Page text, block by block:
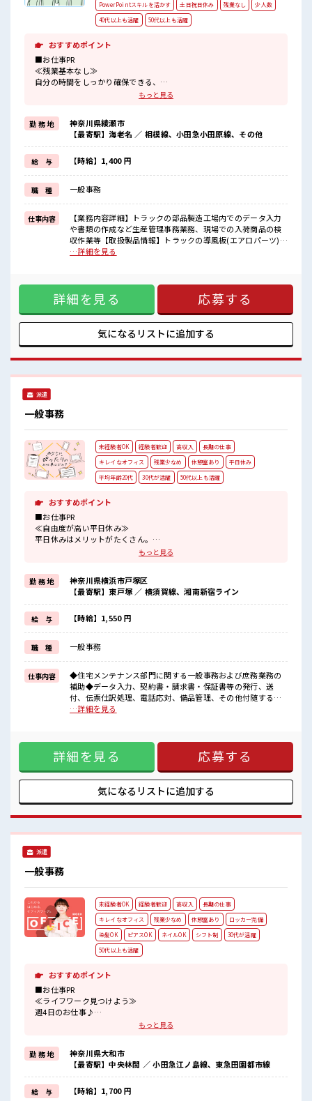
PowerPointスキルを活かす
土日祝日休み 残業なし
少人数
40代以上も活躍
50代以上も活躍
おすすめポイント
■お仕事PR
≪残業基本なし≫
自分の時間をしっかり確保できる、
≪経験を活かせる≫
これまでの経験を活かしませんか？
ブランクがあっても大丈夫♪
経験はちょっとだけ…という方もOK！
≪完全週休二日制≫
週末は家族や友人と一緒にプライベート満喫！
≪ヘアカラーOKで自由な雰囲気の職場≫
明るすぎたり奇抜でなければ基本的に自由！
(規定有)≪自分に合った期間で働ける≫
福利厚生が整った派遣のお仕事です！
■職場の雰囲気
少人数ですぐに馴染むことができそう♪
あなたの個性を大事にできます♪
一息つける休憩スペースもあります！
もっと見る
勤 務 地
神奈川県綾瀬市
【最寄駅】海老名 ／ 相模線、小田急小田原線、その他
給 与 【時給】1,400 円
職 種 一般事務
仕事内容
【業務内容詳細】トラックの部品製造工場内でのデータ入力
や書類の作成など生産管理事務業務、現場での入荷商品の検
収作業等【取扱製品情報】トラックの導風板(エアロパーツ)
■お仕事PR ≪残業基本なし≫ 自分の時間をしっかり確保でき
かしませんか？ ブランクがあっても大丈夫♪ 経験はちょっと
だけ…という方もOK！ ≪完全週休二日制≫ 週末は家族や友
人と一緒にプライベート満喫！ ≪ヘアカラーOKで自由な雰囲
気の職場≫ 明るすぎたり奇抜でなければ基本的に自由！ (規
定有)≪自分に合った期間で働ける≫ 福利厚生が整った派遣の
お仕事です！ ■職場の雰囲気 少人数ですぐに馴染むことがで
型は自由！ あなたの個性を大事にできます♪ 一息つける休憩
スペースもあります！
…詳細を見る
詳細を見る 応募する
気になるリストに追加する
派遣
一般事務
未経験者OK 経験者歓迎 高収入
長期の仕事
キレイなオフィス
残業少なめ 休憩室あり
平日休み
平均年齢20代
30代が活躍 50代以上も活躍
おすすめポイント
■お仕事PR
≪自由度が高い平日休み≫
平日休みはメリットがたくさん。
心も身体もリフレッシュ♪
≪プライベートが充実する≫
場合によってはお願いすることもありますが、
残業はほとんどナシ！
≪未経験でも活躍できる≫
新しいことにチャレンジするのは不安だけど、
しっかり働く環境が整っています！
イチからスキルUP・ステップUP目指していきましょう！
≪自分に合った期間で働ける≫
福利厚生が整った派遣のお仕事です！
■職場の雰囲気
≪20代の方が多数活躍中の職場≫
プライベートも謳歌できる☆
高収入もバッチリ目指せますよ！
もっと見る
勤 務 地
神奈川県横浜市戸塚区
【最寄駅】東戸塚 ／ 横須賀線、湘南新宿ライン
給 与 【時給】1,550 円
職 種 一般事務
仕事内容
◆住宅メンテナンス部門に関する一般事務および庶務業務の
補助◆データ入力、契約書・請求書・保証書等の発行、送
付、伝票仕訳処理、電話応対、備品管理、その他付随する業
務全般 ■お仕事PR ≪自由度が高い平日休み≫ 平日休みはメリ
することもありますが、 残業はほとんどナシ！ ≪未経験でも
活躍できる≫ 新しいことにチャレンジするのは不安だけど、
しっかり働く環境が整っています！ イチからスキルUP・ステ
ップUP目指していきましょう！ ≪自分に合った期間で働ける
≫ 福利厚生が整った派遣のお仕事です！ ■職場の雰囲気 ≪20
代の方が多数活躍中の職場≫ 休憩室でホッと一息リフレッシ
入もバッチリ目指せますよ！
…詳細を見る
詳細を見る 応募する
気になるリストに追加する
派遣
一般事務
未経験者OK 経験者歓迎 高収入
長期の仕事
キレイなオフィス
残業少なめ 休憩室あり
ロッカー完備
染髪OK
ピアスOK ネイルOK シフト制
30代が活躍
50代以上も活躍
おすすめポイント
■お仕事PR
≪ライフワーク見つけよう≫
週4日のお仕事♪
「週5日フルはキツイ…」という方にピッタリ〇≪プライベートが充
場合によってはお願いすることもありますが、
残業はほとんどナシ！
≪ヘアカラーOKで自由な雰囲気の職場≫
明るすぎたり奇抜でなければ基本的に自由！
(規定有)≪初めての仕事だけど自分にもできそう≫
もっと見る
勤 務 地
神奈川県大和市
【最寄駅】中央林間 ／ 小田急江ノ島線、東急田園都市線
給 与 【時給】1,700 円